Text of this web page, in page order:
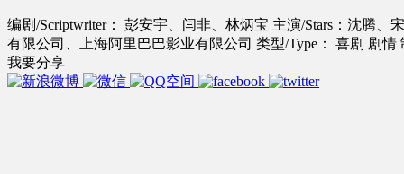
编剧/Scriptwriter： 彭安宇、闫非、林炳宝 主演/Stars：沈腾、
有限公司、上海阿里巴巴影业有限公司 类型/Type： 喜剧 剧情
我要分享